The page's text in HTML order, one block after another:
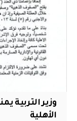
وزير التربية
الأهلية